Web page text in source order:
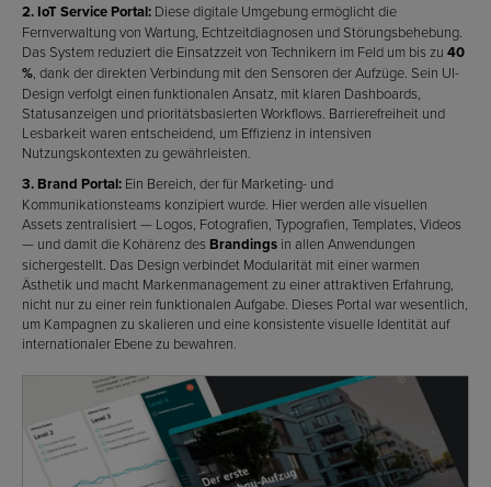
2. IoT Service Portal: Diese digitale Umgebung ermöglicht die
Fernverwaltung von Wartung, Echtzeitdiagnosen und Störungsbehebung.
Das System reduziert die Einsatzzeit von Technikern im Feld um bis zu 40
%, dank der direkten Verbindung mit den Sensoren der Aufzüge. Sein UI-
Design verfolgt einen funktionalen Ansatz, mit klaren Dashboards,
Statusanzeigen und prioritätsbasierten Workflows. Barrierefreiheit und
Lesbarkeit waren entscheidend, um Effizienz in intensiven
Nutzungskontexten zu gewährleisten.
3. Brand Portal: Ein Bereich, der für Marketing- und
Kommunikationsteams konzipiert wurde. Hier werden alle visuellen
Assets zentralisiert — Logos, Fotografien, Typografien, Templates, Videos
— und damit die Kohärenz des Brandings in allen Anwendungen
sichergestellt. Das Design verbindet Modularität mit einer warmen
Ästhetik und macht Markenmanagement zu einer attraktiven Erfahrung,
nicht nur zu einer rein funktionalen Aufgabe. Dieses Portal war wesentlich,
um Kampagnen zu skalieren und eine konsistente visuelle Identität auf
internationaler Ebene zu bewahren.